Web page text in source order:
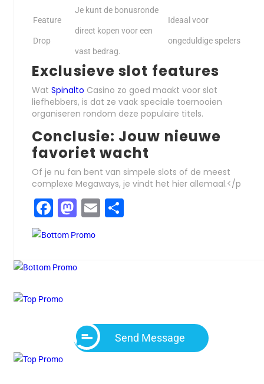
Feature
Drop
Je kunt de bonusronde
direct kopen voor een
vast bedrag.
Ideaal voor
ongeduldige spelers
Exclusieve slot features
Wat Spinalto Casino zo goed maakt voor slot
liefhebbers, is dat ze vaak speciale toernooien
organiseren rondom deze populaire titels.
Conclusie: Jouw nieuwe
favoriet wacht
Of je nu fan bent van simpele slots of de meest
complexe Megaways, je vindt het hier allemaal.</p
Facebook
Mastodon
Email
Send Message